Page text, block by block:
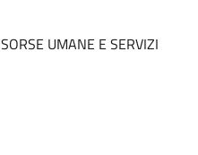
UMANE E SERVIZI